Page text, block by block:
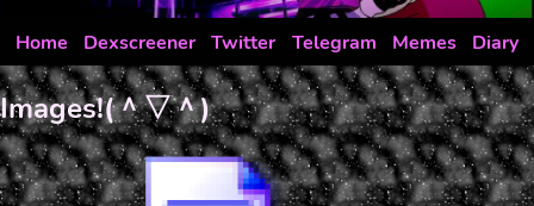
Home Dexscreener Twitter Telegram Memes Diary
Images!(＾▽＾)